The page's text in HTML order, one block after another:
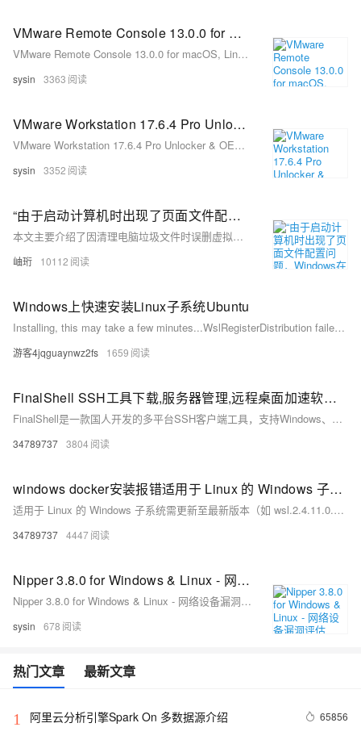
VMware Remote Console 13.0.0 for macOS, Linux, Windows - vSphere 虚拟机控制台的桌面客户端
VMware Remote Console 13.0.0 for macOS, Linux, Windows - vSphere 虚拟机控制台的桌面客户端
sysin 3363
VMware Workstation 17.6.4 Pro Unlocker & OEM BIOS 2.7 for Windows & Linux
VMware Workstation 17.6.4 Pro Unlocker & OEM BIOS 2.7 for Windows & Linux
sysin 3352
“由于启动计算机时出现了页面文件配置问题，Windows在你的计算机上创建了一个临时页面文件。。。”的问题解决
本文主要介绍了因清理电脑垃圾文件时误删虚拟内存导致的Windows页面文件配置问题，并提供了详细的解决步骤。问题表现为开机后出现临时页面文件创建的提示弹窗。解决方法包括通过控制面板或快捷键进入高级系统设置，进而调整虚拟内存设置：进入性能选项中的虚拟内存栏，选择自动管理所有驱动器的分页文件大小，最后确认并重启计算机以恢复正常运行。
岫珩 10112
Windows上快速安装Linux子系统Ubuntu
Installing, this may take a few minutes...WslRegisterDistribution failed with error: 0x800701bcError: 0x800701bc WSL 2 ?????????????????? https://aka.ms/wsl2kernelPress any key to continue... 原因是 wsl1 升级到 wsl2 之后，内核却没有升级。 解决：下载最新的wsl安装包（wsl安装包）
游客4jqguaynwz2fs 1659
FinalShell SSH工具下载,服务器管理,远程桌面加速软件,支持Windows,macOS,Linux
FinalShell是一款国人开发的多平台SSH客户端工具，支持Windows、Mac OS X和Linux系统。它提供一体化服务器管理功能，支持shell和sftp同屏显示，命令自动提示，操作便捷。软件还具备加速功能，提升访问服务器速度，适合普通用户和专业人士使用。
34789737 3804
windows docker安装报错适用于 Linux 的 Windows 子系统必须更新到最新版本才能继续。可通过运行 “wsl.exe --update” 进行更新。
适用于 Linux 的 Windows 子系统需更新至最新版本（如 wsl.2.4.11.0.x64.msi）以解决 2025 年 Windows 更新后可能出现的兼容性问题。用户可通过运行 “wsl.exe --update” 或访问提供的链接下载升级包进行更新。
34789737 4447
Nipper 3.8.0 for Windows & Linux - 网络设备漏洞评估
Nipper 3.8.0 for Windows & Linux - 网络设备漏洞评估
sysin 678
热门文章 最新文章
1 阿里云分析引擎Spark On 多数据源介绍 65856